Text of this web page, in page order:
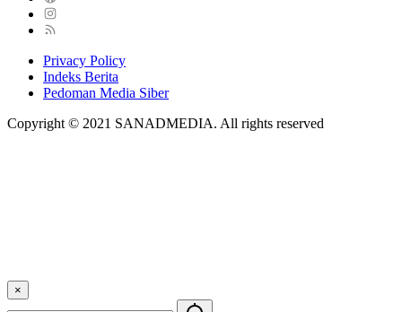
Privacy Policy
Indeks Berita
Pedoman Media Siber
Copyright © 2021 SANADMEDIA. All rights reserved
×